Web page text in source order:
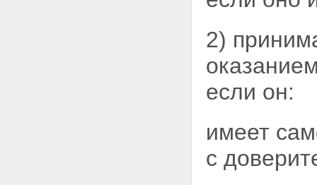
2)
если он:
имеет
с